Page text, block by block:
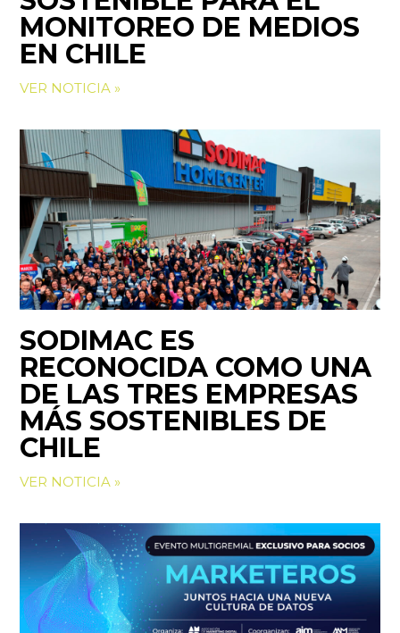
MONITOREO DE MEDIOS
EN CHILE
VER NOTICIA »
SODIMAC ES
RECONOCIDA COMO UNA
DE LAS TRES EMPRESAS
MÁS SOSTENIBLES DE
CHILE
VER NOTICIA »